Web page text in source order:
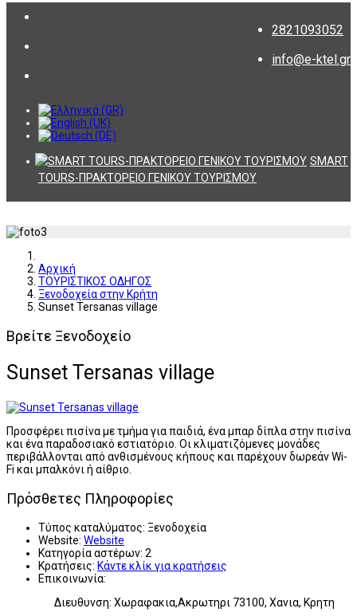
2821093052
info@e-ktel.gr
SMART
TOURS-ΠΡΑΚΤΟΡΕΙΟ ΓΕΝΙΚΟΥ ΤΟΥΡΙΣΜΟΥ
Αρχική
ΤΟΥΡΙΣΤΙΚΟΣ ΟΔΗΓΟΣ
Ξενοδοχεία στην Κρήτη
Sunset Tersanas village
Βρείτε Ξενοδοχείο
Sunset Tersanas village
Προσφέρει πισίνα με τμήμα για παιδιά, ένα μπαρ δίπλα στην πισίνα
και ένα παραδοσιακό εστιατόριο. Οι κλιματιζόμενες μονάδες
περιβάλλονται από ανθισμένους κήπους και παρέχουν δωρεάν Wi-
Fi και μπαλκόνι ή αίθριο.
Πρόσθετες Πληροφορίες
Τύπος καταλύματος: Ξενοδοχεία
Website: Website
Κατηγορία αστέρων: 2
Κρατήσεις: Κάντε κλίκ για κρατήσεις
Επικοινωνία:
Διευθυνση: Χωραφακια,Ακρωτηρι 73100, Χανια, Κρητη